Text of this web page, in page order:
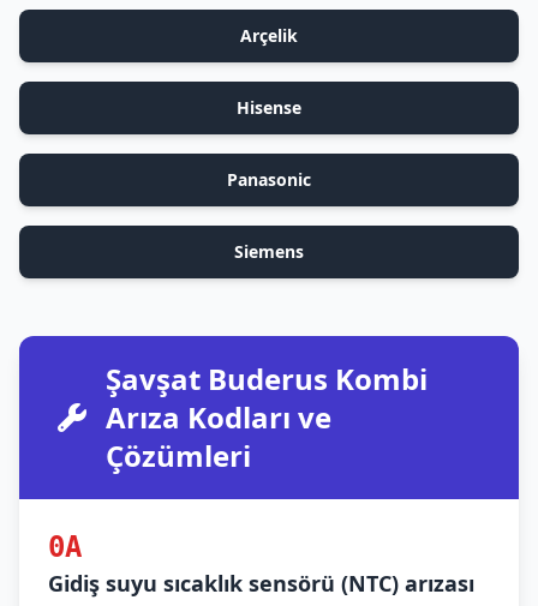
Arçelik
Hisense
Panasonic
Siemens
Şavşat Buderus Kombi
Arıza Kodları ve
Çözümleri
0A
Gidiş suyu sıcaklık sensörü (NTC) arızası